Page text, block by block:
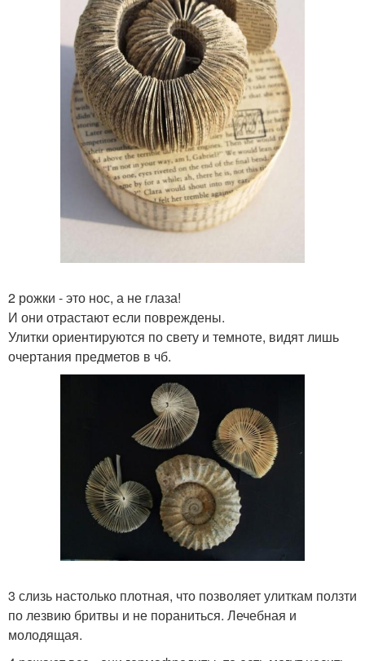
2 рожки - это нос, а не глаза!
И они отрастают если повреждены.
Улитки ориентируются по свету и темноте, видят лишь
очертания предметов в чб.
3 слизь настолько плотная, что позволяет улиткам ползти
по лезвию бритвы и не пораниться. Лечебная и
молодящая.